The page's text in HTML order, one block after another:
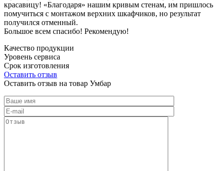
красавицу! «Благодаря» нашим кривым стенам, им пришлось
помучиться с монтажом верхних шкафчиков, но результат
получился отменный.
Большое всем спасибо! Рекомендую!
Качество продукции
Уровень сервиса
Срок изготовления
Оставить отзыв
Оставить отзыв на товар Умбар